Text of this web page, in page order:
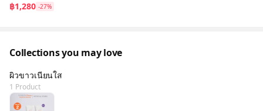
หน้า ลดเลือนริ้วรอยด้วยเสต็
฿1,280 -27%
Collections you may love
ผิวขาวเนียนใส
1 Product